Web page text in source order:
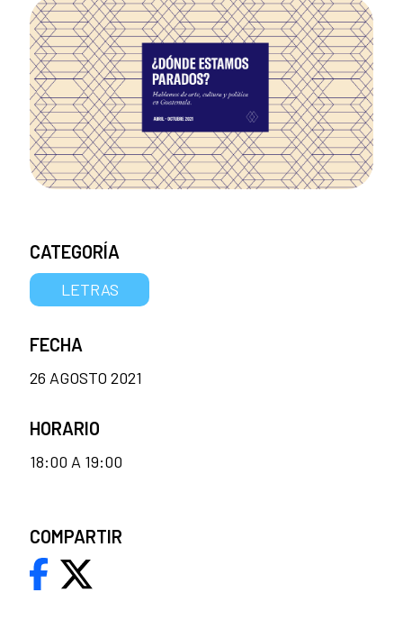
CATEGORÍA
LETRAS
FECHA
26 AGOSTO 2021
HORARIO
18:00 A 19:00
COMPARTIR